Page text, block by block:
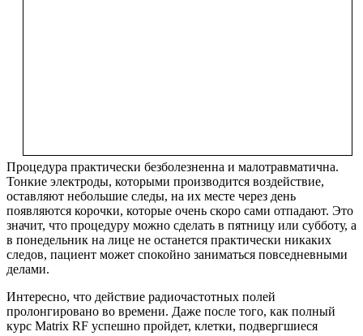
Процедура практически безболезненна и малотравматична.
Тонкие электроды, которыми производится воздействие,
оставляют небольшие следы, на их месте через день
появляются корочки, которые очень скоро сами отпадают. Это
значит, что процедуру можно сделать в пятницу или субботу, а
в понедельник на лице не останется практически никаких
следов, пациент может спокойно заниматься повседневными
делами.
Интересно, что действие радиочастотных полей
пролонгировано во времени. Даже после того, как полный
курс Matrix RF успешно пройдет, клетки, подвергшиеся